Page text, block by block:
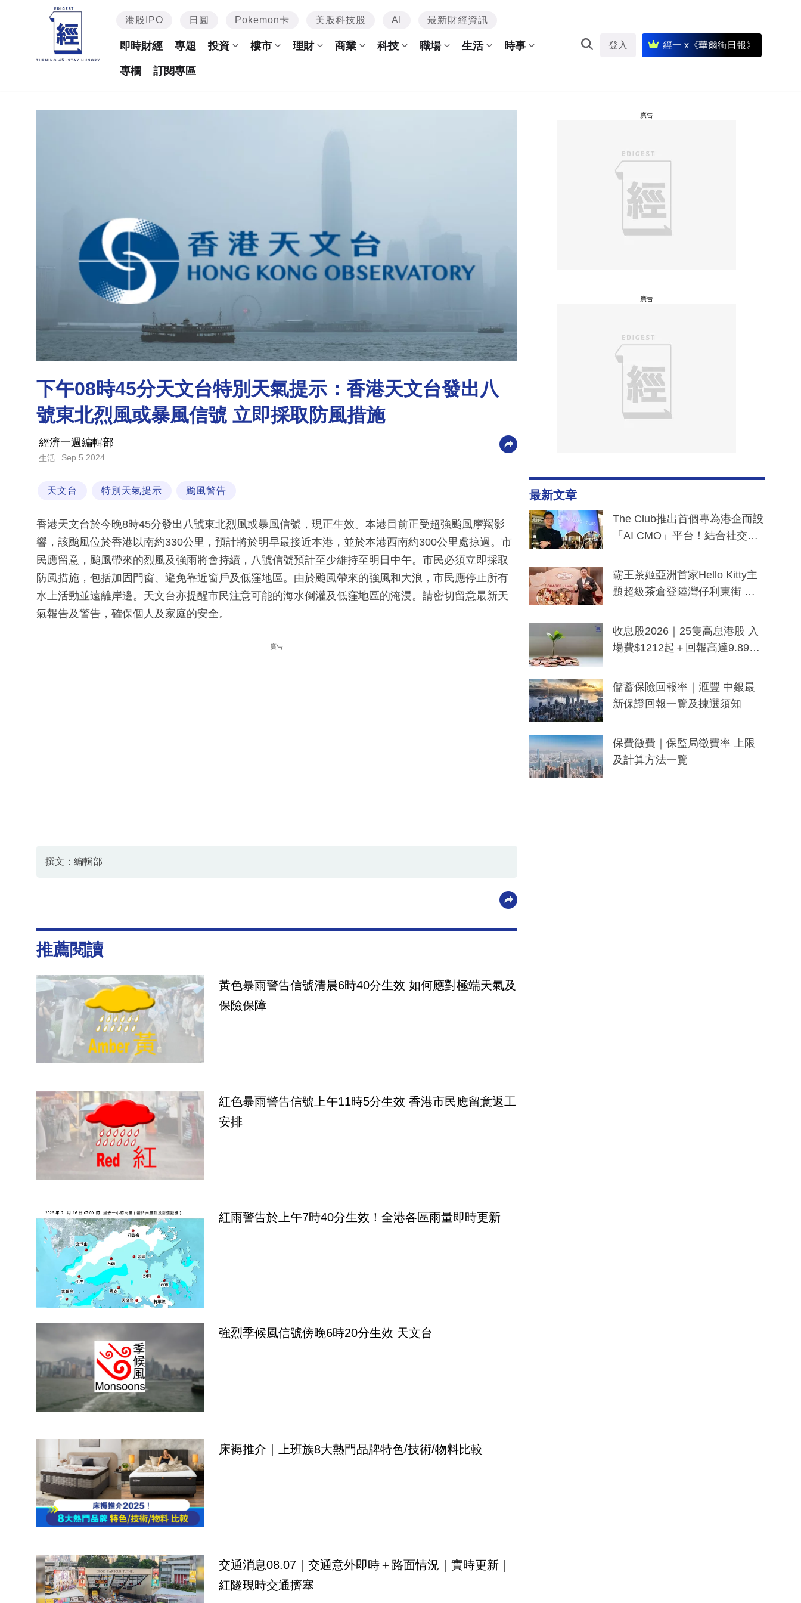
港股IPO 日圓 Pokemon卡 美股科技股 AI 最新財經資訊
即時財經 專題 投資 樓市 理財 商業 科技 職場 生活 時事
專欄 訂閱專區
登入 經一 x《華爾街日報》
下午08時45分天文台特別天氣提示：香港天文台發出八
號東北烈風或暴風信號 立即採取防風措施
經濟一週編輯部
生活 Sep 5 2024
天文台 特別天氣提示 颱風警告
香港天文台於今晚8時45分發出八號東北烈風或暴風信號，現正生效。本港目前正受超強颱風摩羯影
響，該颱風位於香港以南約330公里，預計將於明早最接近本港，並於本港西南約300公里處掠過。市
民應留意，颱風帶來的烈風及強雨將會持續，八號信號預計至少維持至明日中午。市民必須立即採取
防風措施，包括加固門窗、避免靠近窗戶及低窪地區。由於颱風帶來的強風和大浪，市民應停止所有
水上活動並遠離岸邊。天文台亦提醒市民注意可能的海水倒灌及低窪地區的淹浸。請密切留意最新天
氣報告及警告，確保個人及家庭的安全。
廣告
撰文：編輯部
推薦閱讀
黃色暴雨警告信號清晨6時40分生效 如何應對極端天氣及
保險保障
紅色暴雨警告信號上午11時5分生效 香港市民應留意返工
安排
紅雨警告於上午7時40分生效！全港各區雨量即時更新
強烈季候風信號傍晚6時20分生效 天文台
床褥推介｜上班族8大熱門品牌特色/技術/物料比較
交通消息08.07｜交通意外即時＋路面情況｜實時更新｜
紅隧現時交通擠塞
廣告
廣告
最新文章
The Club推出首個專為港企而設
「AI CMO」平台！結合社交聆
分鐘生成「貼地」宣傳短片
霸王茶姬亞洲首家Hello Kitty主
題超級茶倉登陸灣仔利東街 推
y及香港限定特調系列
收息股2026｜25隻高息港股 入
場費$1212起＋回報高達9.89
儲蓄保險回報率｜滙豐 中銀最
新保證回報一覽及揀選須知
保費徵費｜保監局徵費率 上限
及計算方法一覽